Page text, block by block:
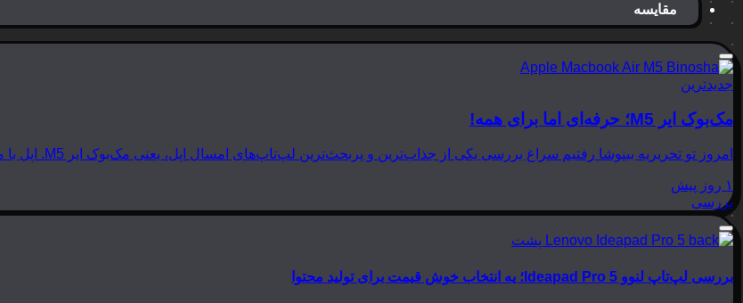
مقایسه
جدیدترین
مک‌بوک ایر M5؛ حرفه‌ای اما برای همه!
امروز تو تحریریه بینوشا رفتیم سراغ بررسی یکی از جذاب‌ترین و پربحث‌ترین لپ‌تاپ‌های امسال اپل، یعنی مک‌بوک ایر M5. اپل با معرفی پردازنده‌های سری M5 دوباره گرد و خاک به…
۱ روز پیش
بررسی
بررسی لپ‌تاپ لنوو Ideapad Pro 5؛ یه انتخاب خوش قیمت برای تولید محتوا